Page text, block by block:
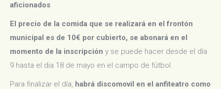
aficionados.
El precio de la comida que se realizará en el frontón
municipal es de 10€ por cubierto, se abonará en el
momento de la inscripción y se puede hacer desde el día
9 hasta el dia 18 de mayo en el campo de fútbol.
Para finalizar el día, habrá discomovil en el anfiteatro como